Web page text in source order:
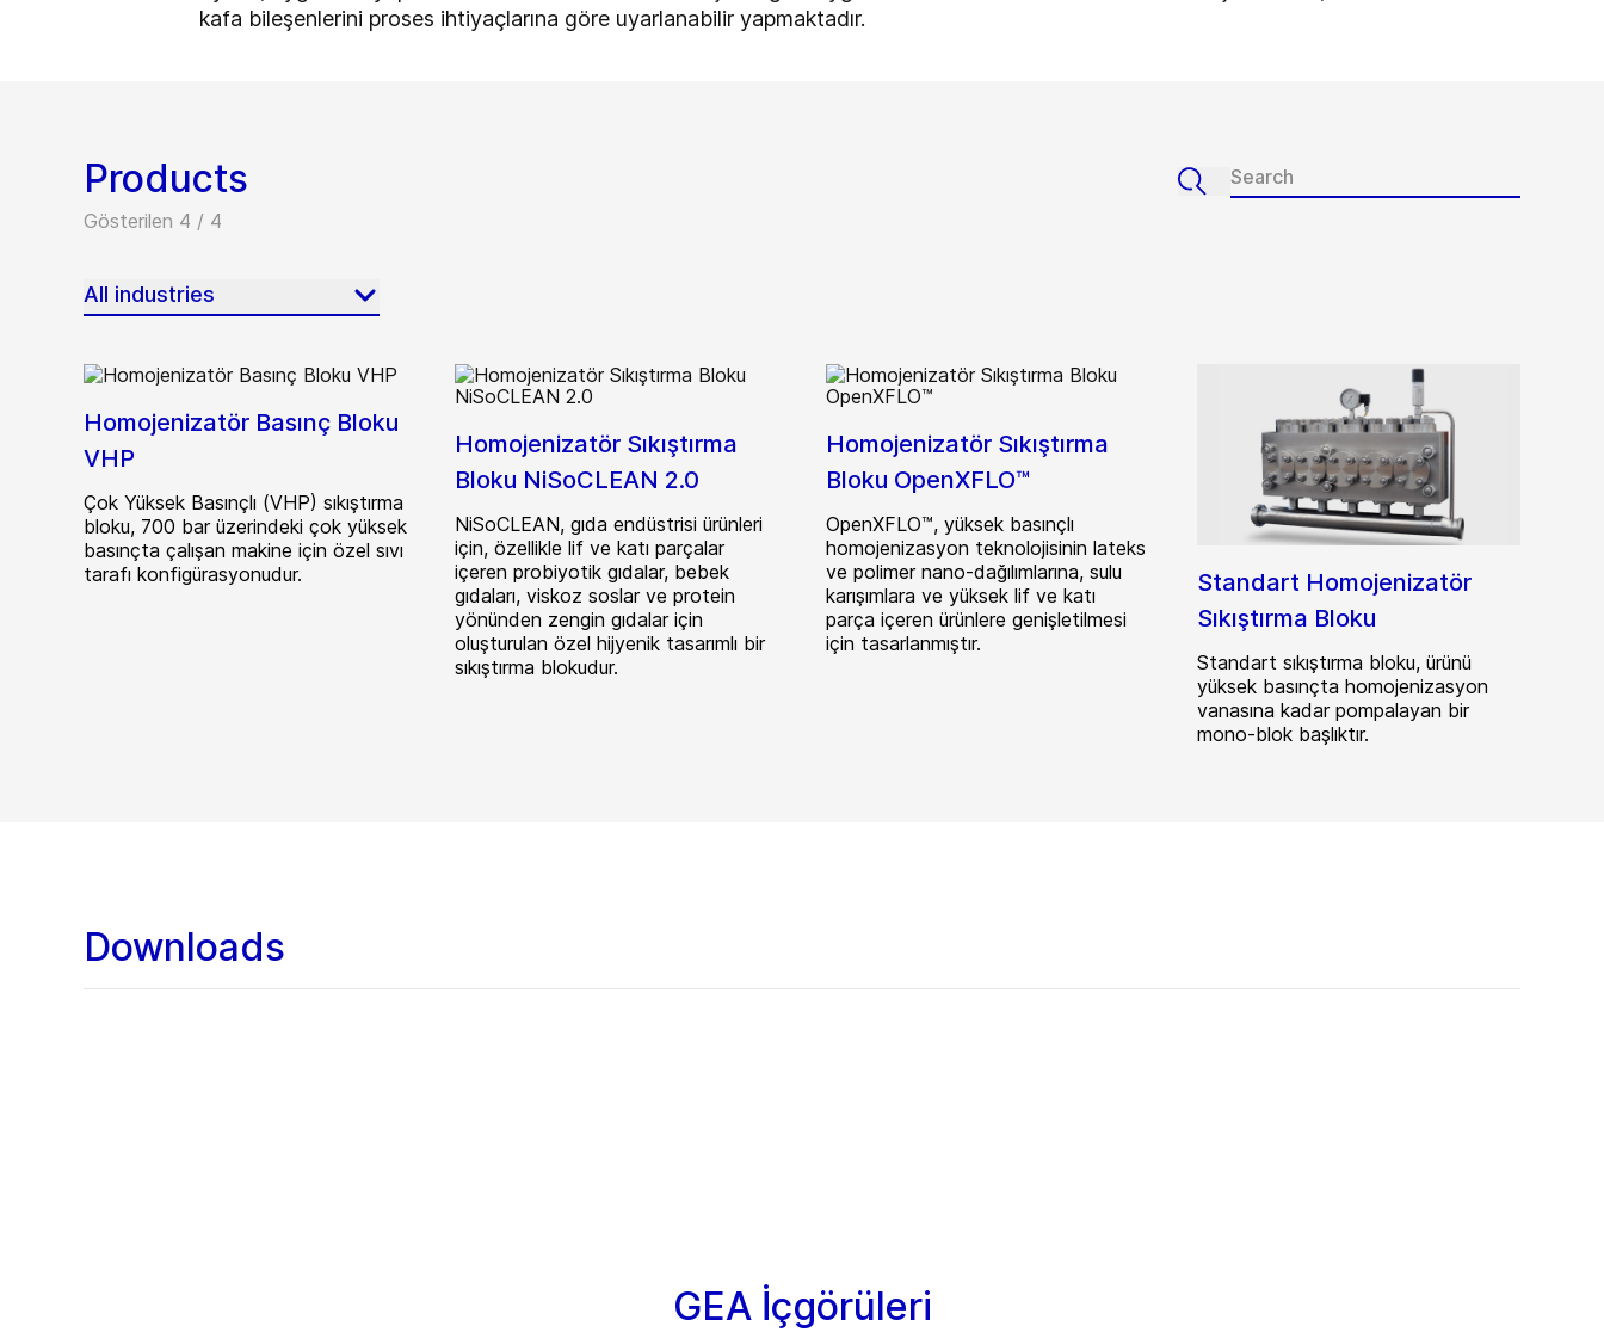
kafa bileşenlerini proses ihtiyaçlarına göre uyarlanabilir yapmaktadır.
Products
Gösterilen 4 / 4
All industries
Homojenizatör Basınç Bloku
VHP
Çok Yüksek Basınçlı (VHP) sıkıştırma
bloku, 700 bar üzerindeki çok yüksek
basınçta çalışan makine için özel sıvı
tarafı konfigürasyonudur.
Homojenizatör Sıkıştırma
Bloku NiSoCLEAN 2.0
NiSoCLEAN, gıda endüstrisi ürünleri
için, özellikle lif ve katı parçalar
içeren probiyotik gıdalar, bebek
gıdaları, viskoz soslar ve protein
yönünden zengin gıdalar için
oluşturulan özel hijyenik tasarımlı bir
sıkıştırma blokudur.
Homojenizatör Sıkıştırma
Bloku OpenXFLO™
OpenXFLO™, yüksek basınçlı
homojenizasyon teknolojisinin lateks
ve polimer nano-dağılımlarına, sulu
karışımlara ve yüksek lif ve katı
parça içeren ürünlere genişletilmesi
için tasarlanmıştır.
Standart Homojenizatör
Sıkıştırma Bloku
Standart sıkıştırma bloku, ürünü
yüksek basınçta homojenizasyon
vanasına kadar pompalayan bir
mono-blok başlıktır.
Downloads
GEA İçgörüleri